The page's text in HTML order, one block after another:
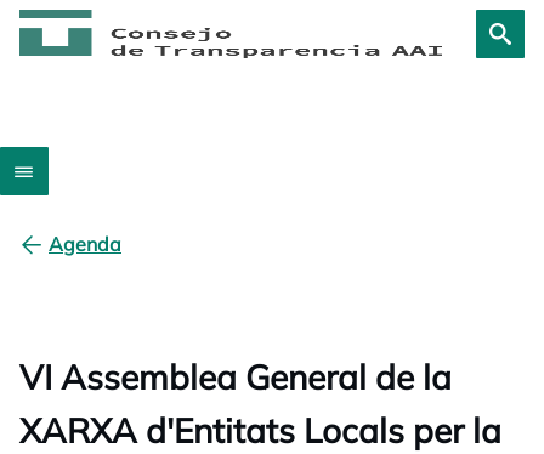
Agenda
VI Assemblea General de la
XARXA d'Entitats Locals per la